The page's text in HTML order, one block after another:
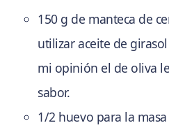
150 g de manteca de
utilizar aceite de
mi opinión el de oliva
sabor.
1/2 huevo para la